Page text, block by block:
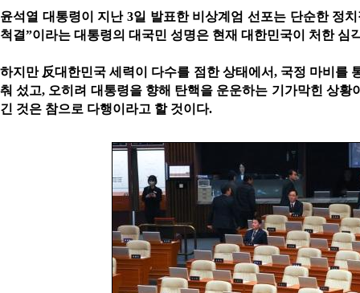
윤석열 대통령이 지난 3일 발표한 비상계엄 선포는 단순한 정
척결”이라는 대통령의 대국민 성명은 현재 대한민국이 처한 심
하지만 反대한민국 세력이 다수를 점한 상태에서, 국정 마비를
춰 섰고, 오히려 대통령을 향해 탄핵을 운운하는 기가막힌 상황
긴 것은 참으로 다행이라고 할 것이다.